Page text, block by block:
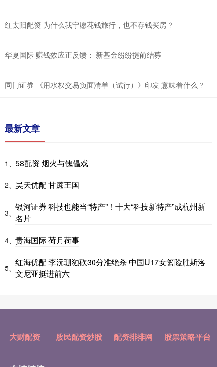
红太阳配资 为什么我宁愿花钱旅行，也不存钱买房？
华夏国际 赚钱效应正反馈： 新基金纷纷提前结募
同门证券 《用水权交易负面清单（试行）》印发 意味着什么？
最新文章
1、 58配资 烟火与傀儡戏
2、 昊天优配 甘蔗王国
3、
银河证券 科技也能当“特产”！十大“科技新特产”成杭州新
名片
4、 贵海国际 荷月荷事
5、
红海优配 李沅珊独砍30分准绝杀 中国U17女篮险胜斯洛
文尼亚挺进前六
大财配资 股民配资炒股 配资排排网 股票策略平台